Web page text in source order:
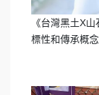
《台灣黑土X
標性和傳承概念